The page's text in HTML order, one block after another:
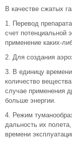
В качестве сжатых
1. Перевод
счет потенциальной
применение каких-
2. Для создания
3. В единицу
количество
случае применения
больше энергии.
4. Режим
дальность их
времени